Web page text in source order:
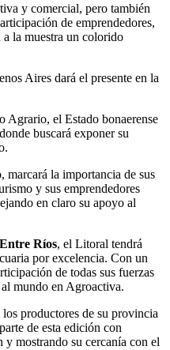
y comercial, pero también
de emprendedores,
la muestra un colorido
Aires dará el presente en la
Agrario, el Estado bonaerense
buscará exponer su
marcará la importancia de sus
y sus emprendedores
en claro su apoyo al
Ríos, el Litoral tendrá
por excelencia. Con un
de todas sus fuerzas
mundo en Agroactiva.
productores de su provincia
de esta edición con
y mostrando su cercanía con el